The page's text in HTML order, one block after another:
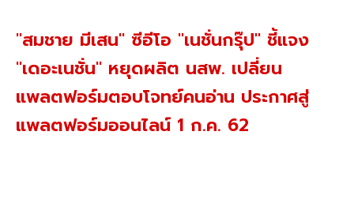
"สมชาย มีเสน" ซีอีโอ "เนชั่นกรุ๊ป" ชี้แจง
"เดอะเนชั่น" หยุดผลิต นสพ. เปลี่ยน
แพลตฟอร์มตอบโจทย์คนอ่าน ประกาศสู่
แพลตฟอร์มออนไลน์ 1 ก.ค. 62